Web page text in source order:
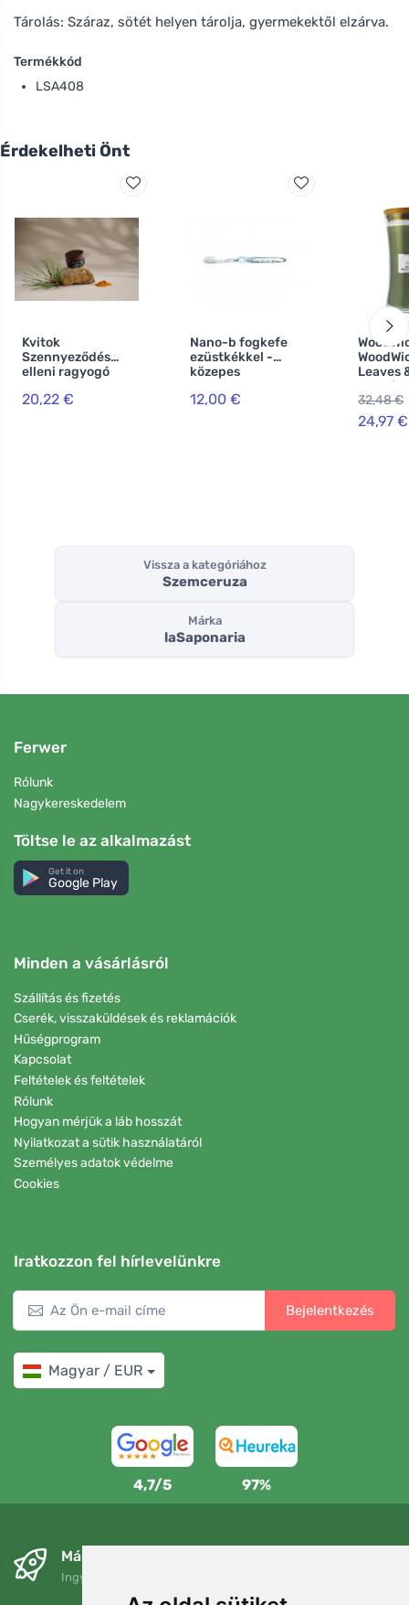
Tárolás: Száraz, sötét helyen tárolja, gyermekektől elzárva.
Termékkód
LSA408
Érdekelheti Önt
Kvitok
Szennyeződés
elleni ragyogó
20,22 €
Nano-b fogkefe
ezüstkékkel -
közepes
12,00 €
Leaves
vonná
knotem
32,48 €
24,97 €
Vissza a kategóriához
Szemceruza
Márka
laSaponaria
Ferwer
Rólunk
Nagykereskedelem
Töltse le az alkalmazást
Get it on
Google Play
Minden a vásárlásról
Szállítás és fizetés
Cserék, visszaküldések és reklamációk
Hűségprogram
Kapcsolat
Feltételek és feltételek
Rólunk
Hogyan mérjük a láb hosszát
Nyilatkozat a sütik használatáról
Személyes adatok védelme
Cookies
Iratkozzon fel hírlevelünkre
Bejelentkezés
Magyar / EUR
4,7/5 97%
Másnapra és ingyenesen
Ingyenes szállítás a következő összeg felett: 80 EUR